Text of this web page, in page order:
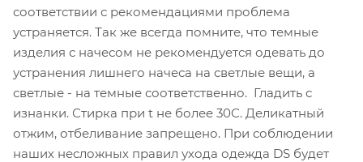
соответствии с рекомендациями проблема
устраняется. Так же всегда помните, что темные
изделия с начесом не рекомендуется одевать до
устранения лишнего начеса на светлые вещи, а
светлые - на темные соответственно. Гладить с
изнанки. Стирка при t не более 30С. Деликатный
отжим, отбеливание запрещено. При соблюдении
наших несложных правил ухода одежда DS будет